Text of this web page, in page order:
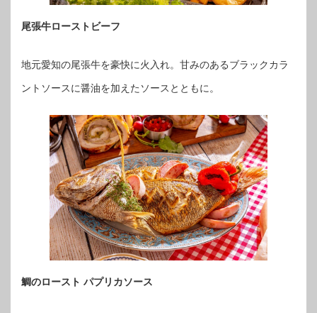
尾張牛ローストビーフ
地元愛知の尾張牛を豪快に火入れ。甘みのあるブラックカラ
ントソースに醤油を加えたソースとともに。
鯛のロースト パプリカソース